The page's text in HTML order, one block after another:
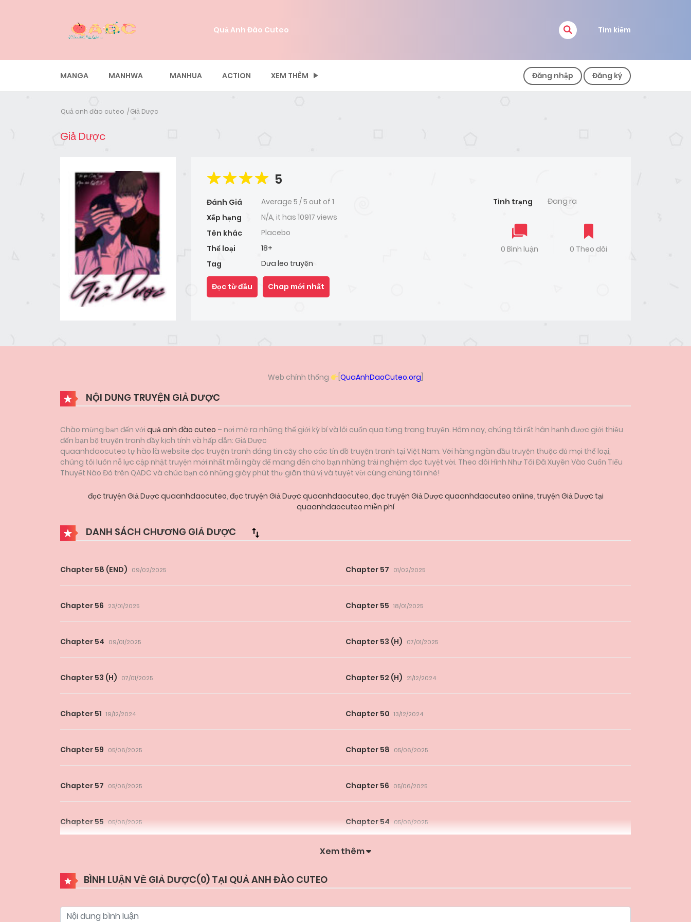
Quả Anh Đào Cuteo Tìm kiếm
MANGA MANHWA MANHUA ACTION XEM THÊM Đăng nhập Đăng ký
Quả anh đào cuteo Giả Dược
Giả Dược
5
Đánh Giá Average 5 /5 out of 1
Xếp hạng
N/A, it has 10917 views
Tên khác
Placebo
Thể loại
18+
Tag
Dưa leo truyện
Tình trạng Đang ra
0 Bình luận 0 Theo dõi
Đọc từ đầu Chap mới nhất
Web chính thống [QuaAnhDaoCuteo.org
NỘI DUNG TRUYỆN GIẢ DƯỢC
Chào mừng bạn đến với quả anh đào cuteo – nơi mở ra những thế giới kỳ bí và lôi cuốn qua từng trang truyện. Hôm nay, chúng tôi rất hân hạnh được giới thiệu
đến bạn bộ truyện tranh đầy kịch tính và hấp dẫn: Giả Dược
quaanhdaocuteo tự hào là website đọc truyện tranh đáng tin cậy cho các tín đồ truyện tranh tại Việt Nam. Với hàng ngàn đầu truyện thuộc đủ mọi thể loại,
chúng tôi luôn nỗ lực cập nhật truyện mới nhất mỗi ngày để mang đến cho bạn những trải nghiệm đọc tuyệt vời. Theo dõi Hình Như Tôi Đã Xuyên Vào Cuốn Tiểu
Thuyết Nào Đó trên QADC và chúc bạn có những giây phút thư giãn thú vị và tuyệt vời cùng chúng tôi nhé!
đọc truyện Giả Dược quaanhdaocuteo, đọc truyện Giả Dược quaanhdaocuteo, đọc truyện Giả Dược quaanhdaocuteo online, truyện Giả Dược tại
quaanhdaocuteo miễn phí
DANH SÁCH CHƯƠNG GIẢ DƯỢC
Chapter 58 (END) 09/02/2025 Chapter 57 01/02/2025
Chapter 56 23/01/2025 Chapter 55 18/01/2025
Chapter 54 09/01/2025 Chapter 53 (H) 07/01/2025
Chapter 53 (H) 07/01/2025 Chapter 52 (H) 21/12/2024
Chapter 51 19/12/2024 Chapter 50 13/12/2024
Chapter 59 05/06/2025 Chapter 58 05/06/2025
Chapter 57 05/06/2025 Chapter 56 05/06/2025
Chapter 55 05/06/2025 Chapter 54 05/06/2025
Xem thêm
BÌNH LUẬN VỀ GIẢ DƯỢC(0) TẠI QUẢ ANH ĐÀO CUTEO